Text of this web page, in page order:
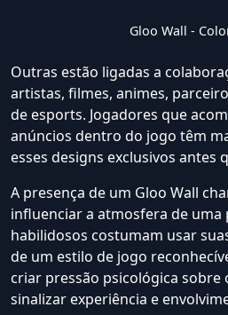
Gloo Wall -
Outras estão ligadas a
artistas, filmes, animes,
de esports. Jogadores que
anúncios dentro do jogo têm
esses designs exclusivos antes
A presença de um Gloo Wall
influenciar a atmosfera de uma
habilidosos costumam usar
de um estilo de jogo
criar pressão psicológica sobre
sinalizar experiência e